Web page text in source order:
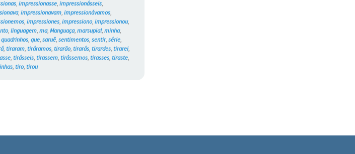
,impressionasse,impressionásseis,
,impressionavam,impressionávamos,
,impressiones,impressiono,impressionou,
,linguagem,ma,Manguaça,marsupial,minha,
quadrinhos,que,saruê,sentimentos,sentir,série,
,tiraram,tiráramos,tirarão,tirarás,tirardes,tirarei,
,tirásseis,tirassem,tirássemos,tirasses,tiraste,
,tiro,tirou